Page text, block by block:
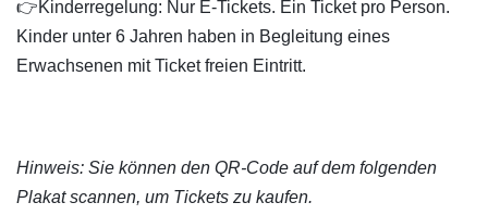
👉Kinderregelung: Nur E-Tickets. Ein Ticket pro Person.
Kinder unter 6 Jahren haben in Begleitung eines
Erwachsenen mit Ticket freien Eintritt.
Hinweis: Sie können den QR-Code auf dem folgenden
Plakat scannen, um Tickets zu kaufen.